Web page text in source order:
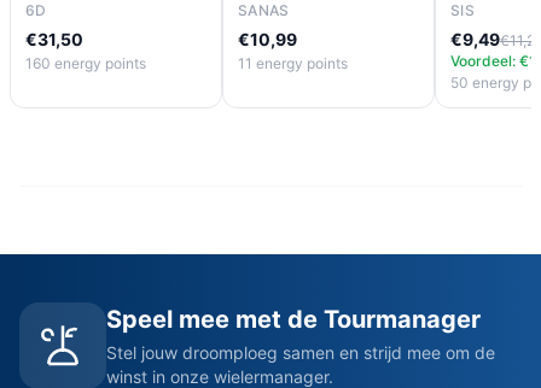
6D
€31,50
160 energy points
SANAS
€10,99
11 energy points
SIS
€9,49
Voordeel:
50 energy
Speel mee met de Tourmanager
Stel jouw droomploeg samen en strijd mee om de
winst in onze wielermanager.